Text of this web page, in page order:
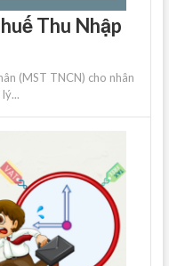
Thu Nhập
(MST TNCN) cho nhân